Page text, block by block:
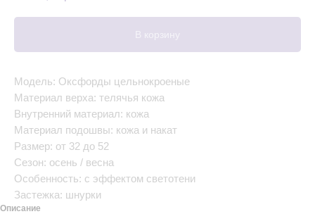
В корзину
Модель: Оксфорды цельнокроеные
Материал верха: телячья кожа
Внутренний материал: кожа
Материал подошвы: кожа и накат
Размер: от 32 до 52
Сезон: осень / весна
Особенность: с эффектом светотени
Застежка: шнурки
Описание